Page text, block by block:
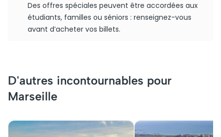
Des offres spéciales peuvent être accordées aux
étudiants, familles ou séniors : renseignez-vous
avant d’acheter vos billets.
D'autres incontournables pour
Marseille